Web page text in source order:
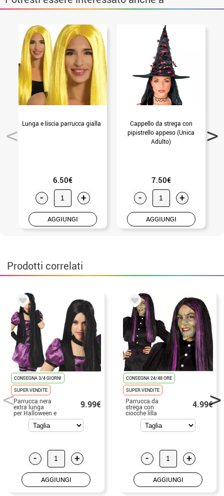
Lunga e liscia parrucca gialla
6.50€
- +
AGGIUNGI
Cappello da strega con
pipistrello appeso (Unica
Adulto)
7.50€
- +
AGGIUNGI
Prodotti correlati
CONSEGNA 3/4 GIORNI
SUPER VENDITE
Parrucca nera
extra lunga
per Halloween e
carnevale
9.99€
- +
AGGIUNGI
CONSEGNA 24/48 ORE
SUPER VENDITE
Parrucca da
strega con
ciocche lilla
per Halloween
4.99€
- +
AGGIUNGI